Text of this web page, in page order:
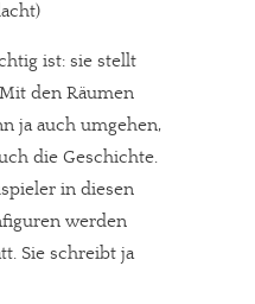
ist: sie stellt
den Räumen
ja auch umgehen,
die Geschichte.
in diesen
werden
Sie schreibt ja